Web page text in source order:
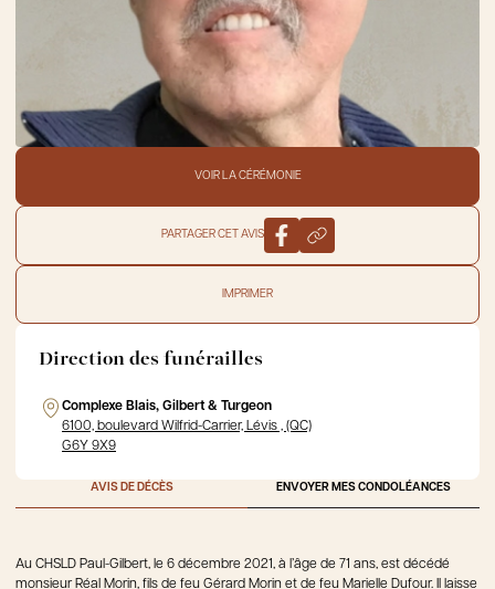
VOIR LA CÉRÉMONIE
PARTAGER CET AVIS
IMPRIMER
Direction des funérailles
Complexe Blais, Gilbert & Turgeon
6100, boulevard Wilfrid-Carrier, Lévis , (QC)
G6Y 9X9
AVIS DE DÉCÈS ENVOYER MES CONDOLÉANCES
Au CHSLD Paul-Gilbert, le 6 décembre 2021, à l’âge de 71 ans, est décédé
monsieur Réal Morin, fils de feu Gérard Morin et de feu Marielle Dufour. Il laisse